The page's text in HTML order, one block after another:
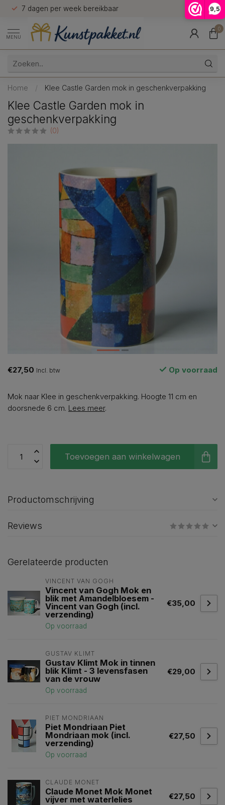
9,5
7 dagen per week bereikbaar 9.5
MENU
0
Home / Klee Castle Garden mok in geschenkverpakking
Klee Castle Garden mok in
geschenkverpakking
(0)
€27,50 Incl. btw Op voorraad
Mok naar Klee in geschenkverpakking. Hoogte 11 cm en
doorsnede 6 cm. Lees meer.
Toevoegen aan winkelwagen
Productomschrijving
Reviews
Gerelateerde producten
VINCENT VAN GOGH
Vincent van Gogh Mok en
blik met Amandelbloesem -
Vincent van Gogh (incl.
verzending)
Op voorraad
€35,00
GUSTAV KLIMT
Gustav Klimt Mok in tinnen
blik Klimt - 3 levensfasen
van de vrouw
Op voorraad
€29,00
PIET MONDRIAAN
Piet Mondriaan Piet
Mondriaan mok (incl.
verzending)
Op voorraad
€27,50
CLAUDE MONET
Claude Monet Mok Monet
vijver met waterlelies
€27,50